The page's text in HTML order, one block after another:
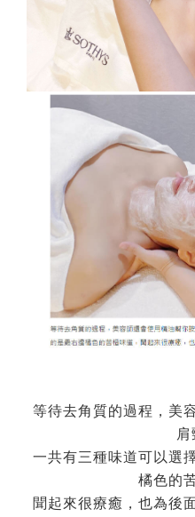
等待去角質的過程，美
肩
一共有三種味道可以選
橘色的
聞起來很療癒，也為後